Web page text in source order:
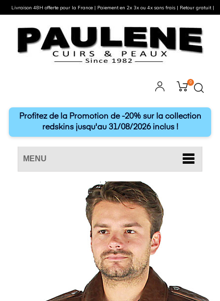
0
Profitez de la Promotion de -20% sur la collection
redskins jusqu'au 31/08/2026 inclus !
MENU
Livraison 48H offerte pour la France | Paiement en 2x 3x ou 4x sans frais | Retour gratuit |